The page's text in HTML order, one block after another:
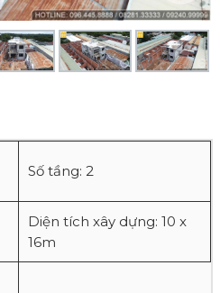
Số tầng: 2
Diện tích xây dựng: 10 x
16m